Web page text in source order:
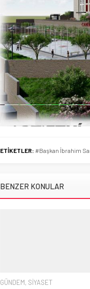
ETİKETLER: #Başkan İbrahim
BENZER KONULAR
GÜNDEM, SİYASET